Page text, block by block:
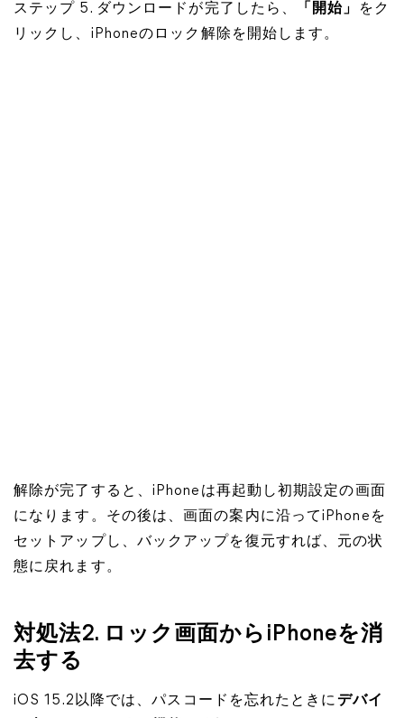
ステップ 5. ダウンロードが完了したら、 「開始」
をク
リックし、iPhoneのロック解除を開始します。
解除が完了すると、iPhoneは再起動し初期設定の画面
になります。その後は、画面の案内に沿ってiPhoneを
セットアップし、バックアップを復元すれば、元の状
態に戻れます。
対処法2. ロック画面からiPhoneを消
去する
iOS 15.2以降では、パスコードを忘れたときにデバイ